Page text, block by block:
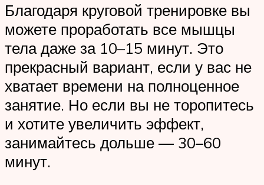
Благодаря круговой тренировке вы
можете проработать все мышцы
тела даже за 10–15 минут. Это
прекрасный вариант, если у вас не
хватает времени на полноценное
занятие. Но если вы не торопитесь
и хотите увеличить эффект,
занимайтесь дольше — 30–60
минут.